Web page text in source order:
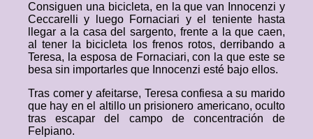
Consiguen una bicicleta, en la que van Innocenzi y
Ceccarelli y luego Fornaciari y el teniente hasta
llegar a la casa del sargento, frente a la que caen,
al tener la bicicleta los frenos rotos, derribando a
Teresa, la esposa de Fornaciari, con la que este se
besa sin importarles que Innocenzi esté bajo ellos.
Tras comer y afeitarse, Teresa confiesa a su marido
que hay en el altillo un prisionero americano, oculto
tras escapar del campo de concentración de
Felpiano.